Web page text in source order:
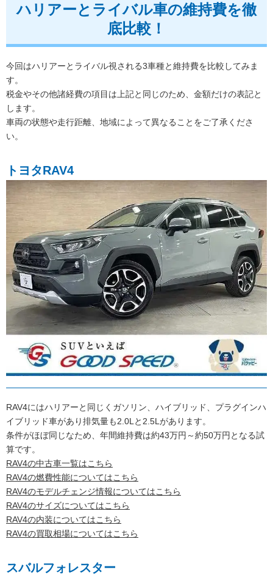
ハリアーとライバル車の維持費を徹
底比較！
今回はハリアーとライバル視される3車種と維持費を比較してみま
す。
税金やその他諸経費の項目は上記と同じのため、金額だけの表記と
します。
車両の状態や走行距離、地域によって異なることをご了承くださ
い。
トヨタRAV4
RAV4にはハリアーと同じくガソリン、ハイブリッド、プラグインハ
イブリッド車があり排気量も2.0Lと2.5Lがあります。
条件がほぼ同じなため、年間維持費は約43万円～約50万円となる試
算です。
RAV4の中古車一覧はこちら
RAV4の燃費性能についてはこちら
RAV4のモデルチェンジ情報についてはこちら
RAV4のサイズについてはこちら
RAV4の内装についてはこちら
RAV4の買取相場についてはこちら
スバルフォレスター